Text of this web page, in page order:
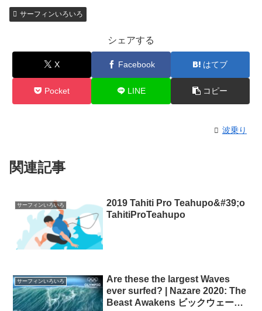
サーフィンいろいろ
シェアする
X Facebook はてブ
Pocket LINE コピー
波乗り
関連記事
サーフィンいろいろ
2019 Tahiti Pro Teahupo&#39;o
TahitiProTeahupo
サーフィンいろいろ
Are these the largest Waves
ever surfed? | Nazare 2020: The
Beast Awakens ビックウェーブ